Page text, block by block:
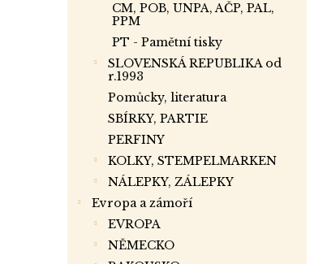
CM, POB, UNPA, AČP, PAL,
PPM
PT - Pamětní tisky
SLOVENSKÁ REPUBLIKA od
r.1993
Pomůcky, literatura
SBÍRKY, PARTIE
PERFINY
KOLKY, STEMPELMARKEN
NÁLEPKY, ZÁLEPKY
Evropa a zámoří
EVROPA
NĚMECKO